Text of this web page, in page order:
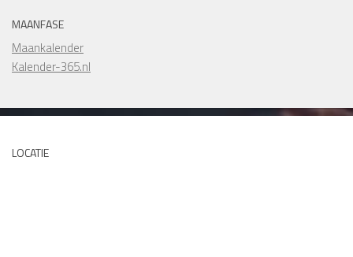
MAANFASE
Maankalender
Kalender-365.nl
LOCATIE